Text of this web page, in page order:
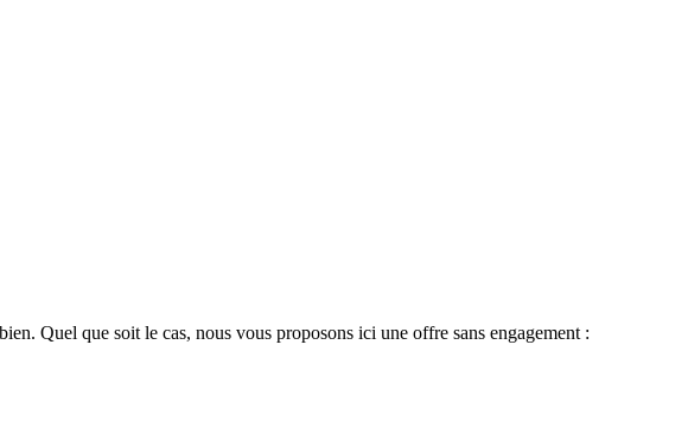
Quel que soit le cas, nous vous proposons ici une offre sans engagement :